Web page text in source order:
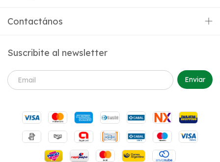
Contactános
Suscribite al newsletter